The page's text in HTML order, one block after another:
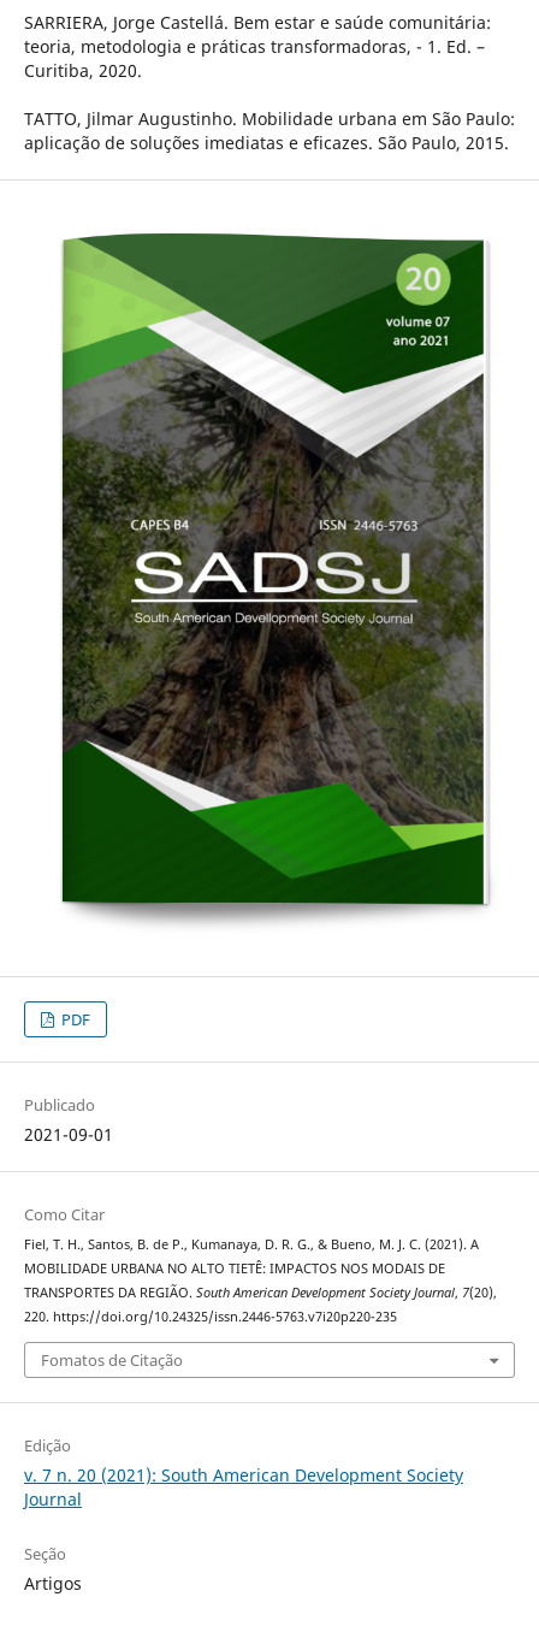
SARRIERA, Jorge Castellá. Bem estar e saúde comunitária:
teoria, metodologia e práticas transformadoras, - 1. Ed. –
Curitiba, 2020.
TATTO, Jilmar Augustinho. Mobilidade urbana em São Paulo:
aplicação de soluções imediatas e eficazes. São Paulo, 2015.
PDF
Publicado
2021-09-01
Como Citar
Fiel, T. H., Santos, B. de P., Kumanaya, D. R. G., & Bueno, M. J. C. (2021). A
MOBILIDADE URBANA NO ALTO TIETÊ: IMPACTOS NOS MODAIS DE
TRANSPORTES DA REGIÃO. South American Development Society Journal, 7(20),
220. https://doi.org/10.24325/issn.2446-5763.v7i20p220-235
Fomatos de Citação
Edição
v. 7 n. 20 (2021): South American Development Society
Journal
Seção
Artigos